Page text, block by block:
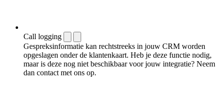
Call logging
Gespreksinformatie kan rechtstreeks in jouw CRM worden
opgeslagen onder de klantenkaart. Heb je deze functie nodig,
maar is deze nog niet beschikbaar voor jouw integratie? Neem
dan contact met ons op.